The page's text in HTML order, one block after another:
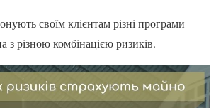
своїм клієнтам різні програми
з різною комбінацією ризиків.